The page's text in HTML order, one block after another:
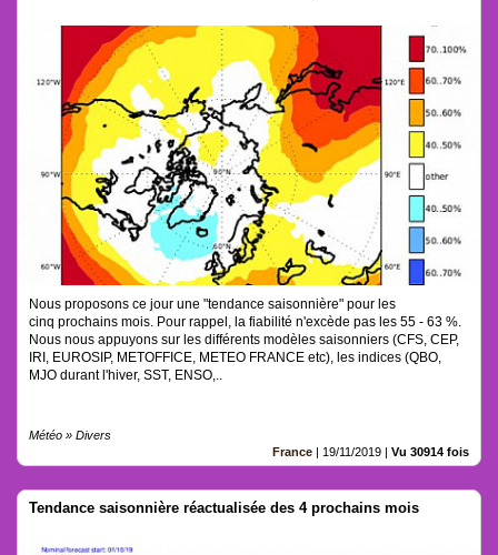
Nous proposons ce jour une "tendance saisonnière" pour les
cinq prochains mois. Pour rappel, la fiabilité n'excède pas les 55 - 63 %.
Nous nous appuyons sur les différents modèles saisonniers (CFS, CEP,
IRI, EUROSIP, METOFFICE, METEO FRANCE etc), les indices (QBO,
MJO durant l'hiver, SST, ENSO,..
Météo » Divers
France | 19/11/2019 | Vu 30914 fois
Tendance saisonnière réactualisée des 4 prochains mois